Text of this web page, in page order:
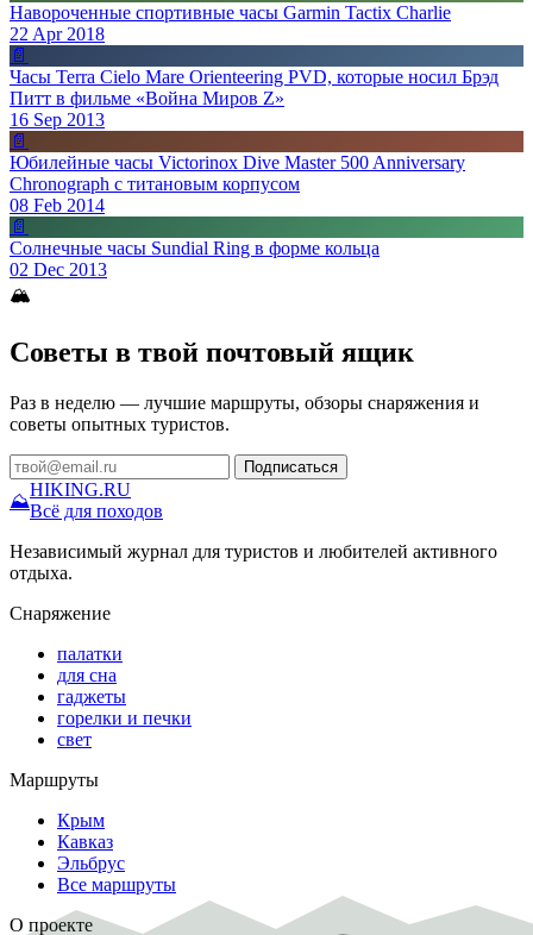
Навороченные спортивные часы Garmin Tactix Charlie
22 Apr 2018
📄
Часы Terra Cielo Mare Orienteering PVD, которые носил Брэд
Питт в фильме «Война Миров Z»
16 Sep 2013
📄
Юбилейные часы Victorinox Dive Master 500 Anniversary
Chronograph с титановым корпусом
08 Feb 2014
📄
Солнечные часы Sundial Ring в форме кольца
02 Dec 2013
🏔
Советы в твой почтовый ящик
Раз в неделю — лучшие маршруты, обзоры снаряжения и
советы опытных туристов.
Подписаться
⛰
HIKING.RU
Всё для походов
Независимый журнал для туристов и любителей активного
отдыха.
Снаряжение
палатки
для сна
гаджеты
горелки и печки
свет
Маршруты
Крым
Кавказ
Эльбрус
Все маршруты
О проекте